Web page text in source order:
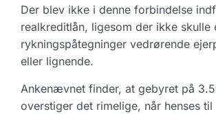
Der blev ikke i denne forbindelse
realkreditlån, ligesom der ikke skulle
rykningspåtegninger vedrørende
eller lignende.
Ankenævnet finder, at gebyret på
overstiger det rimelige, når henses til